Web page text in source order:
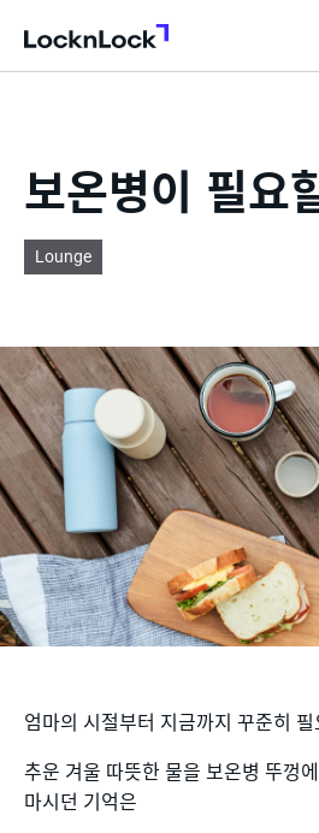
LocknLock
보온병이 필요
Lounge
엄마의 시절부터 지금까지 꾸준히
추운 겨울 따뜻한 물을 보온병 뚜껑
마시던 기억은